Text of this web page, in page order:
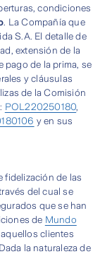
condiciones
. La Compañía que
S.A. El detalle de
extensión de la
pago de la prima, se
y cláusulas
de la Comisión
POL220250180
y en sus
fidelización de las
del cual se
que se han
de Mundo
aquellos clientes
la naturaleza de